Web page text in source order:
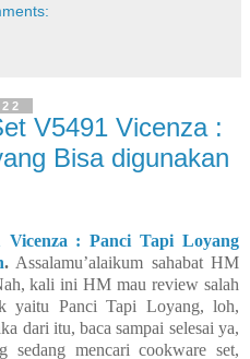
V5491 Vicenza :
Bisa digunakan
Vicenza : Panci Tapi Loyang
. Assalamu’alaikum sahabat HM
kali ini HM mau review salah
yaitu Panci Tapi Loyang, loh,
dari itu, baca sampai selesai ya,
sedang mencari cookware set,